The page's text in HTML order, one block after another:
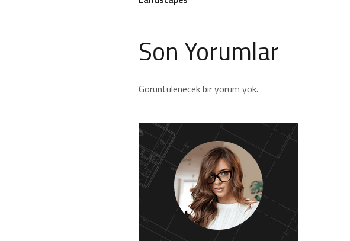
Son Yorumlar
Görüntülenecek bir yorum yok.